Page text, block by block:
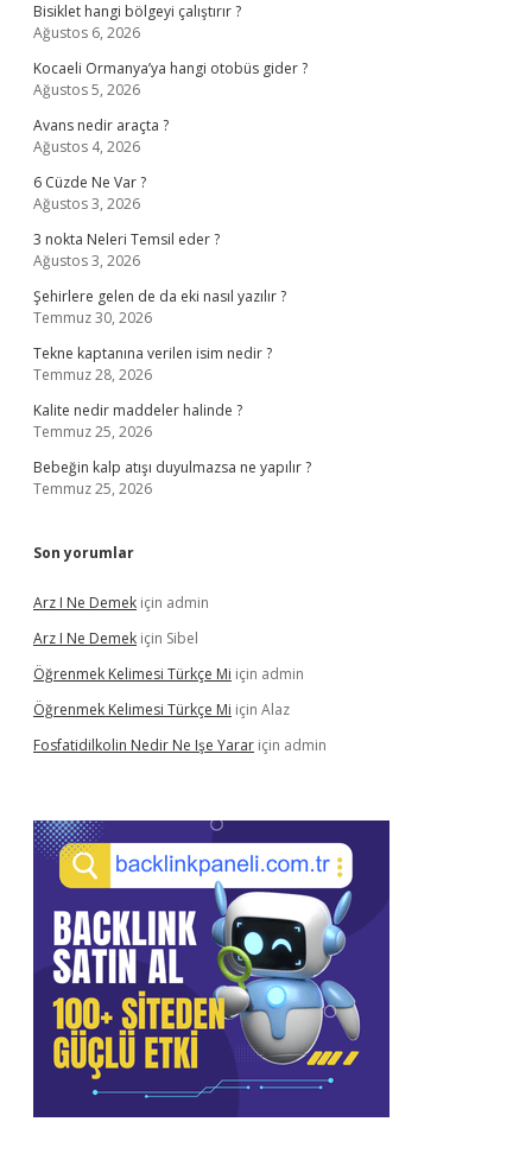
Bisiklet hangi bölgeyi çalıştırır ?
Ağustos 6, 2026
Kocaeli Ormanya’ya hangi otobüs gider ?
Ağustos 5, 2026
Avans nedir araçta ?
Ağustos 4, 2026
6 Cüzde Ne Var ?
Ağustos 3, 2026
3 nokta Neleri Temsil eder ?
Ağustos 3, 2026
Şehirlere gelen de da eki nasıl yazılır ?
Temmuz 30, 2026
Tekne kaptanına verilen isim nedir ?
Temmuz 28, 2026
Kalite nedir maddeler halinde ?
Temmuz 25, 2026
Bebeğin kalp atışı duyulmazsa ne yapılır ?
Temmuz 25, 2026
Son yorumlar
Arz I Ne Demek için admin
Arz I Ne Demek için Sibel
Öğrenmek Kelimesi Türkçe Mi için admin
Öğrenmek Kelimesi Türkçe Mi için Alaz
Fosfatidilkolin Nedir Ne Işe Yarar için admin